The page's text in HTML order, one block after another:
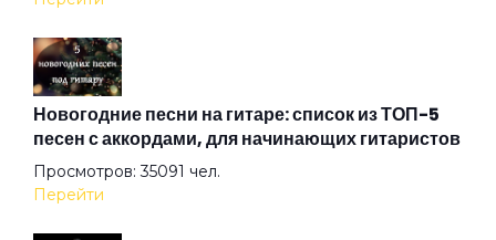
Война
Волк
Новогодние песни на гитаре: список из ТОП-5
песен с аккордами, для начинающих гитаристов
Просмотров: 35091 чел.
Перейти